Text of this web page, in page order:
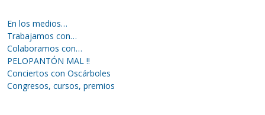
En los medios…
Trabajamos con…
Colaboramos con…
PELOPANTÓN MAL !!
Conciertos con Oscárboles
Congresos, cursos, premios